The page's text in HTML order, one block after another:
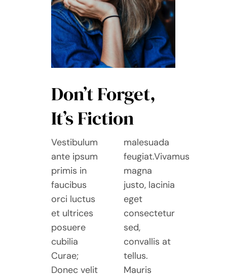
Don’t Forget,
It’s Fiction
Vestibulum
ante ipsum
primis in
faucibus
orci luctus
et ultrices
posuere
cubilia
Curae;
Donec velit
malesuada
feugiat.Vivamus
magna
justo, lacinia
eget
consectetur
sed,
convallis at
tellus.
Mauris